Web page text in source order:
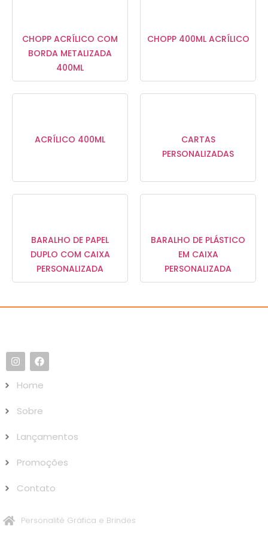
CHOPP ACRÍLICO COM
BORDA METALIZADA
400ML
CHOPP 400ML ACRÍLICO
ACRÍLICO 400ML
CARTAS
PERSONALIZADAS
BARALHO DE PAPEL
DUPLO COM CAIXA
PERSONALIZADA
BARALHO DE PLÁSTICO
EM CAIXA
PERSONALIZADA
Home
Sobre
Lançamentos
Promoções
Contato
Personalitê Gráfica e Brindes